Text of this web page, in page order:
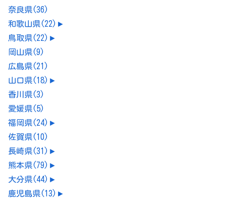
奈良県(36)
和歌山県(22) ►
鳥取県(22) ►
岡山県(9)
広島県(21)
山口県(18) ►
香川県(3)
愛媛県(5)
福岡県(24) ►
佐賀県(10)
長崎県(31) ►
熊本県(79) ►
大分県(44) ►
鹿児島県(13) ►